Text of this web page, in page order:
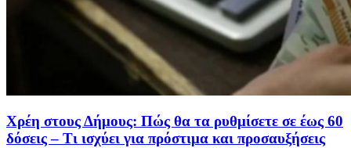
Χρέη στους Δήμους: Πώς θα τα ρυθμίσετε σε έως 60
δόσεις – Τι ισχύει για πρόστιμα και προσαυξήσεις